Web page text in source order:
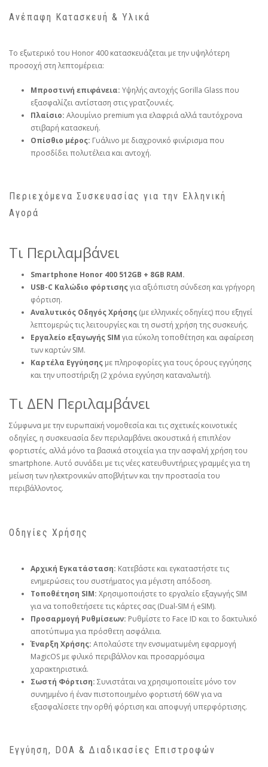
Ανέπαφη Κατασκευή & Υλικά
Το εξωτερικό του Honor 400 κατασκευάζεται με την υψηλότερη
προσοχή στη λεπτομέρεια:
Μπροστινή επιφάνεια: Υψηλής αντοχής Gorilla Glass που
εξασφαλίζει αντίσταση στις γρατζουνιές.
Πλαίσιο: Αλουμίνιο premium για ελαφριά αλλά ταυτόχρονα
στιβαρή κατασκευή.
Οπίσθιο μέρος: Γυάλινο με διαχρονικό φινίρισμα που
προσδίδει πολυτέλεια και αντοχή.
Περιεχόμενα Συσκευασίας για την Ελληνική
Αγορά
Τι Περιλαμβάνει
Smartphone Honor 400 512GB + 8GB RAM.
USB-C Καλώδιο φόρτισηςγια αξιόπιστη σύνδεση και γρήγορη
φόρτιση.
Αναλυτικός Οδηγός Χρήσης (με ελληνικές οδηγίες) που εξηγεί
λεπτομερώς τις λειτουργίες και τη σωστή χρήση της συσκευής.
Εργαλείο εξαγωγής SIM για εύκολη τοποθέτηση και αφαίρεση
των καρτών SIM.
Καρτέλα Εγγύησης με πληροφορίες για τους όρους εγγύησης
και την υποστήριξη (2 χρόνια εγγύηση καταναλωτή).
Τι ΔΕΝ Περιλαμβάνει
Σύμφωνα με την ευρωπαϊκή νομοθεσία και τις σχετικές κοινοτικές
οδηγίες, η συσκευασία δεν περιλαμβάνει ακουστικά ή επιπλέον
φορτιστές, αλλά μόνο τα βασικά στοιχεία για την ασφαλή χρήση του
smartphone. Αυτό συνάδει με τις νέες κατευθυντήριες γραμμές για τη
μείωση των ηλεκτρονικών αποβλήτων και την προστασία του
περιβάλλοντος.
Οδηγίες Χρήσης
Αρχική Εγκατάσταση: Κατεβάστε και εγκαταστήστε τις
ενημερώσεις του συστήματος για μέγιστη απόδοση.
Τοποθέτηση SIM: Χρησιμοποιήστε το εργαλείο εξαγωγής SIM
για να τοποθετήσετε τις κάρτες σας (Dual-SIM ή eSIM).
Προσαρμογή Ρυθμίσεων: Ρυθμίστε το Face ID και το δακτυλικό
αποτύπωμα για πρόσθετη ασφάλεια.
Έναρξη Χρήσης: Απολαύστε την ενσωματωμένη εφαρμογή
MagicOS με φιλικό περιβάλλον και προσαρμόσιμα
χαρακτηριστικά.
Σωστή Φόρτιση: Συνιστάται να χρησιμοποιείτε μόνο τον
συνημμένο ή έναν πιστοποιημένο φορτιστή 66W για να
εξασφαλίσετε την ορθή φόρτιση και αποφυγή υπερφόρτισης.
Εγγύηση, DOA & Διαδικασίες Επιστροφών